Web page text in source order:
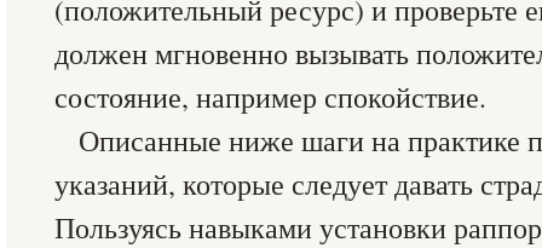
(положительный ресурс) и проверьте
должен мгновенно вызывать
состояние, например спокойствие.
Описанные ниже шаги на практике
указаний, которые следует давать
Пользуясь навыками установки